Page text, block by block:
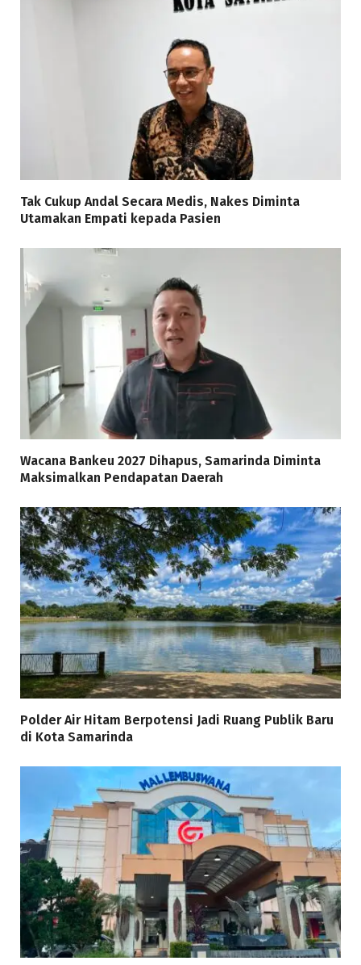
Tak Cukup Andal Secara Medis, Nakes Diminta
Utamakan Empati kepada Pasien
Wacana Bankeu 2027 Dihapus, Samarinda Diminta
Maksimalkan Pendapatan Daerah
Polder Air Hitam Berpotensi Jadi Ruang Publik Baru
di Kota Samarinda